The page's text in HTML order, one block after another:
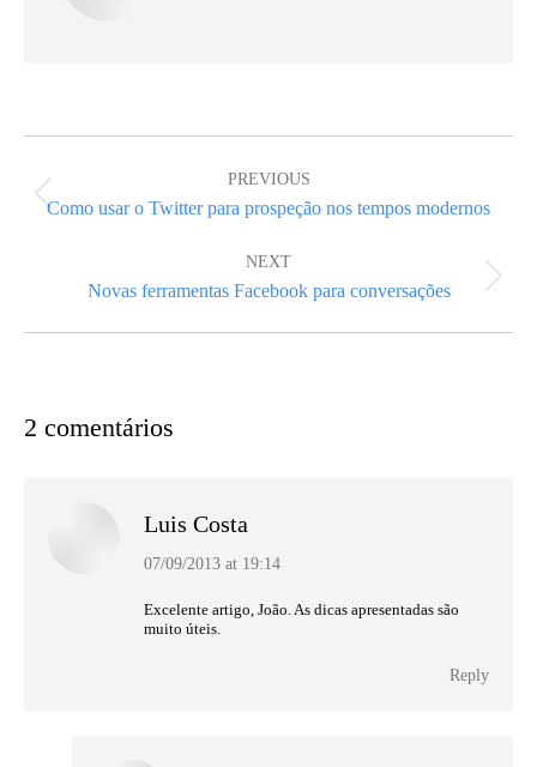
navigation
PREVIOUS
Previous
post:
Como usar o Twitter para prospeção nos tempos modernos
NEXT
Next
Novas ferramentas Facebook para conversações
2 comentários
Luis Costa
says:
07/09/2013 at 19:14
Excelente artigo, João. As dicas apresentadas são
muito úteis.
Reply